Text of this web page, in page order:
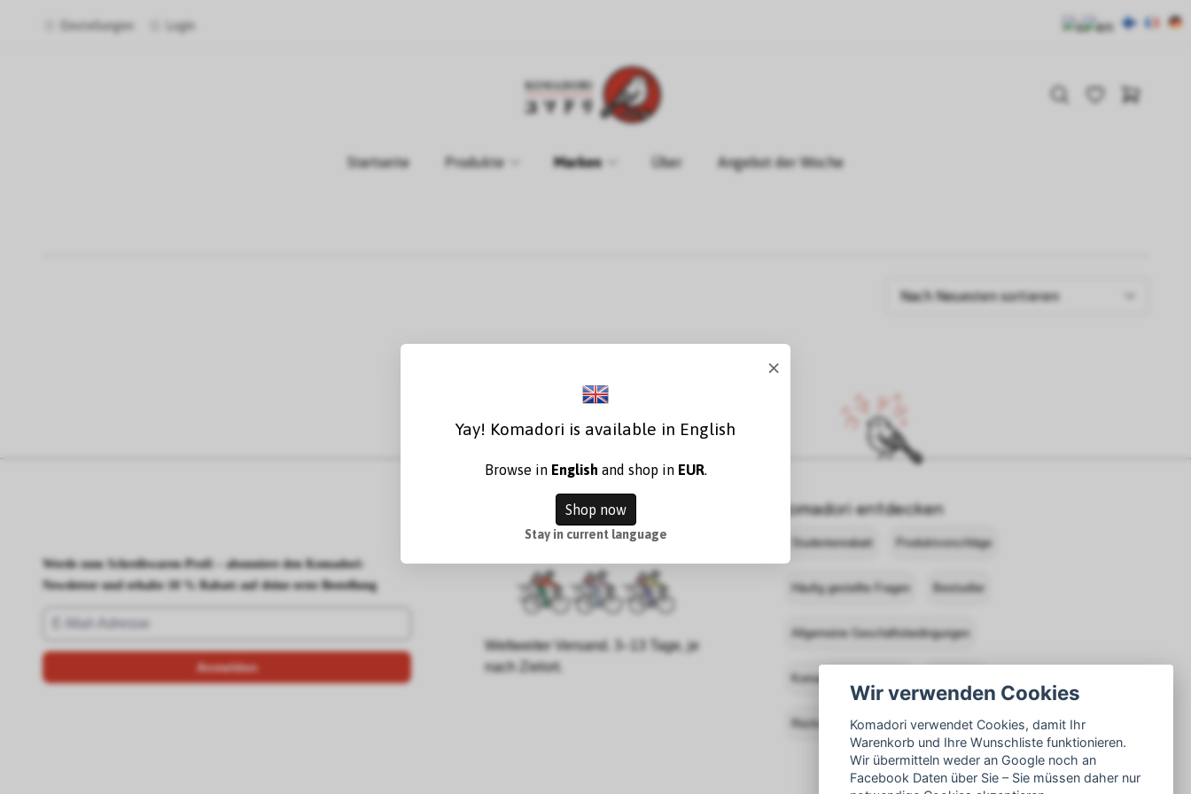
Einstellungen Login
Startseite Produkte Marken Über Angebot der Woche
Werde zum Schreibwaren-Profi – abonniere den Komadori-
Newsletter und erhalte 10 % Rabatt auf deine erste Bestellung
Weltweiter Versand. 3–13 Tage, je
nach Zielort.
Komadori entdecken
Studentenrabatt Produktvorschläge
Häufig gestellte Fragen Bestseller
Allgemeine Geschäftsbedingungen
Komadori kontaktieren
Rücksendungen
Wir verwenden Cookies
Komadori verwendet Cookies, damit Ihr
Warenkorb und Ihre Wunschliste funktionieren.
Wir übermitteln weder an Google noch an
Facebook Daten über Sie – Sie müssen daher nur
×
Yay! Komadori is available in English
Browse in English and shop in EUR.
Shop now
Stay in current language